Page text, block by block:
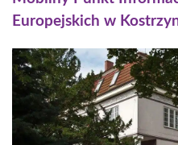
Europejskich w